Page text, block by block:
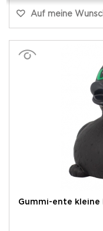
Auf meine
Gummi-ente kleine